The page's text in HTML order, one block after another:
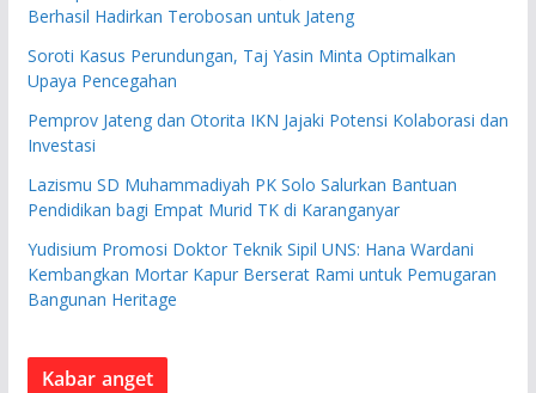
Berhasil Hadirkan Terobosan untuk Jateng
Soroti Kasus Perundungan, Taj Yasin Minta Optimalkan
Upaya Pencegahan
Pemprov Jateng dan Otorita IKN Jajaki Potensi Kolaborasi dan
Investasi
Lazismu SD Muhammadiyah PK Solo Salurkan Bantuan
Pendidikan bagi Empat Murid TK di Karanganyar
Yudisium Promosi Doktor Teknik Sipil UNS: Hana Wardani
Kembangkan Mortar Kapur Berserat Rami untuk Pemugaran
Bangunan Heritage
Kabar anget